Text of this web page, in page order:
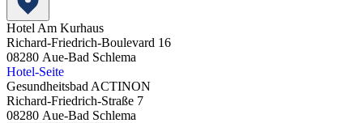
Hotel Am Kurhaus
Richard-Friedrich-Boulevard 16
08280 Aue-Bad Schlema
Hotel-Seite
Gesundheitsbad ACTINON
Richard-Friedrich-Straße 7
08280 Aue-Bad Schlema